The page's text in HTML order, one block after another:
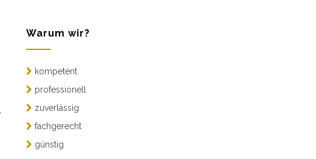
Warum wir?
kompetent
professionell
zuverlässig
fachgerecht
günstig